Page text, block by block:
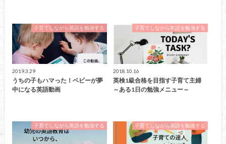
子育てしながら英語を勉強する
2019.3.29
うちの子もハマった！ベビーが夢
中になる英語動画
子育てしながら英語を勉強する
2018.10.16
英検1級合格を目指す子育て主婦
～ある1日の勉強メニュー～
子育てしながら英語を勉強する 子育てしながら英語を勉強する